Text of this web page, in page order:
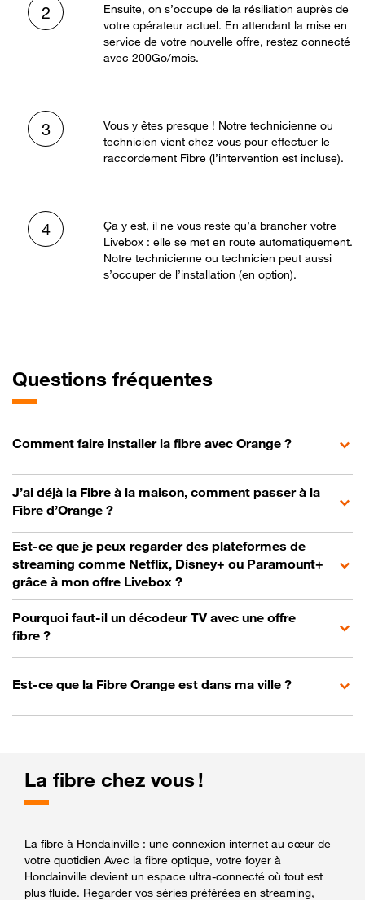
2
Ensuite, on s’occupe de la résiliation auprès de
votre opérateur actuel. En attendant la mise en
service de votre nouvelle offre, restez connecté
avec 200Go/mois.
3
Vous y êtes presque ! Notre technicienne ou
technicien vient chez vous pour effectuer le
raccordement Fibre (l’intervention est incluse).
4
Ça y est, il ne vous reste qu’à brancher votre
Livebox : elle se met en route automatiquement.
Notre technicienne ou technicien peut aussi
s’occuper de l’installation (en option).
Questions fréquentes
Comment faire installer la fibre avec Orange ?
J’ai déjà la Fibre à la maison, comment passer à la
Fibre d’Orange ?
Est-ce que je peux regarder des plateformes de
streaming comme Netflix, Disney+ ou Paramount+
grâce à mon offre Livebox ?
Pourquoi faut-il un décodeur TV avec une offre
fibre ?
Est-ce que la Fibre Orange est dans ma ville ?
La fibre chez vous !
La fibre à Hondainville : une connexion internet au cœur de
votre quotidien Avec la fibre optique, votre foyer à
Hondainville devient un espace ultra-connecté où tout est
plus fluide. Regarder vos séries préférées en streaming,